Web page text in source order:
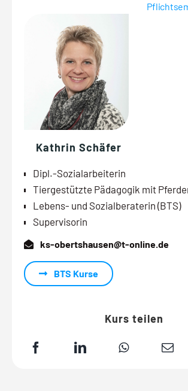
Kathrin Schäfer
Dipl.-Sozialarbeiterin
Tiergestützte Pädagogik mit
Lebens- und Sozialberaterin (BTS)
Supervisorin
ks-obertshausen@t-online.de
BTS Kurse
Kurs teilen